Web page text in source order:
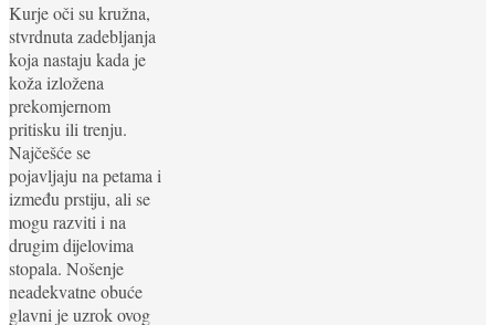
Kurje oči su kružna,
stvrdnuta zadebljanja
koja nastaju kada je
koža izložena
prekomjernom
pritisku ili trenju.
Najčešće se
pojavljaju na petama i
između prstiju, ali se
mogu razviti i na
drugim dijelovima
stopala. Nošenje
neadekvatne obuće
glavni je uzrok ovog